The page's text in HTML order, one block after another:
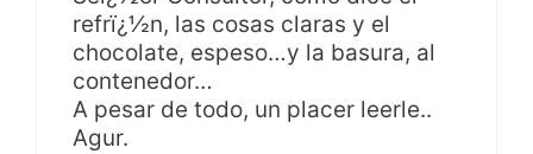
refrï¿½n, las cosas claras y el
chocolate, espeso…y la basura, al
contenedor…
A pesar de todo, un placer leerle..
Agur.